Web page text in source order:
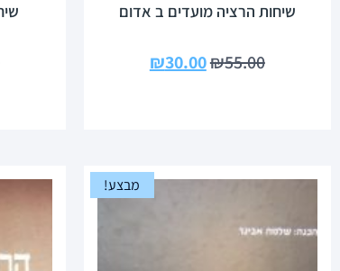
שיחות הרציה מועדים ב אדום
₪55.00
₪30.00
מבצע!